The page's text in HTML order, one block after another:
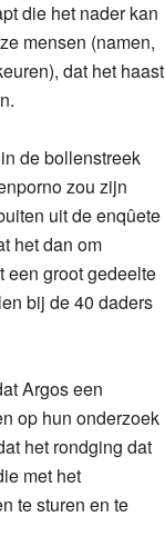
die het nader kan
mensen (namen,
dat het haast
de bollenstreek
zou zijn
uit de enqûete
het dan om
een groot gedeelte
bij de 40 daders
Argos een
op hun onderzoek
het rondging dat
met het
te sturen en te